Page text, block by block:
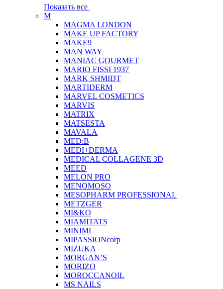
Показать все
M
MAGMA LONDON
MAKE UP FACTORY
MAKE9
MAN WAY
MANIAC GOURMET
MARIO FISSI 1937
MARK SHMIDT
MARTIDERM
MARVEL COSMETICS
MARVIS
MATRIX
MATSESTA
MAVALA
MED:B
MEDI+DERMA
MEDICAL COLLAGENE 3D
MEED
MELON PRO
MENOMOSO
MESOPHARM PROFESSIONAL
METZGER
MI&KO
MIAMITATS
MINIMI
MIPASSIONcorp
MIZUKA
MORGAN’S
MORIZO
MOROCCANOIL
MS NAILS